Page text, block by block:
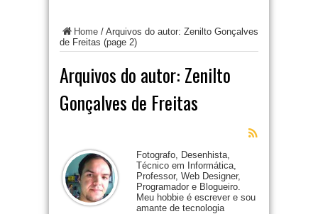
Home / Arquivos do autor: Zenilto Gonçalves
de Freitas (page 2)
Arquivos do autor: Zenilto
Gonçalves de Freitas
Fotografo, Desenhista,
Técnico em Informática,
Professor, Web Designer,
Programador e Blogueiro.
Meu hobbie é escrever e sou
amante de tecnologia